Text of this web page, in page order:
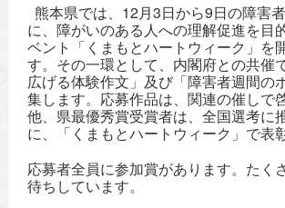
熊本県では、12月3日から9日の障害
に、障がいのある人への理解促進を目
ベント「くまもとハートウィーク」を
す。その一環として、内閣府との共催
広げる体験作文」及び「障害者週間の
集します。応募作品は、関連の催しで
他、県最優秀賞受賞者は、全国選考に
に、「くまもとハートウィーク」で表
応募者全員に参加賞があります。たく
待ちしています。